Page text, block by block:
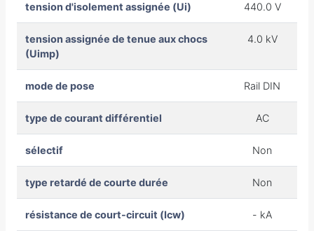
tension d'isolement assignée (Ui) 440.0 V
tension assignée de tenue aux chocs
(Uimp)
4.0 kV
mode de pose Rail DIN
type de courant différentiel AC
sélectif Non
type retardé de courte durée Non
résistance de court-circuit (Icw) - kA